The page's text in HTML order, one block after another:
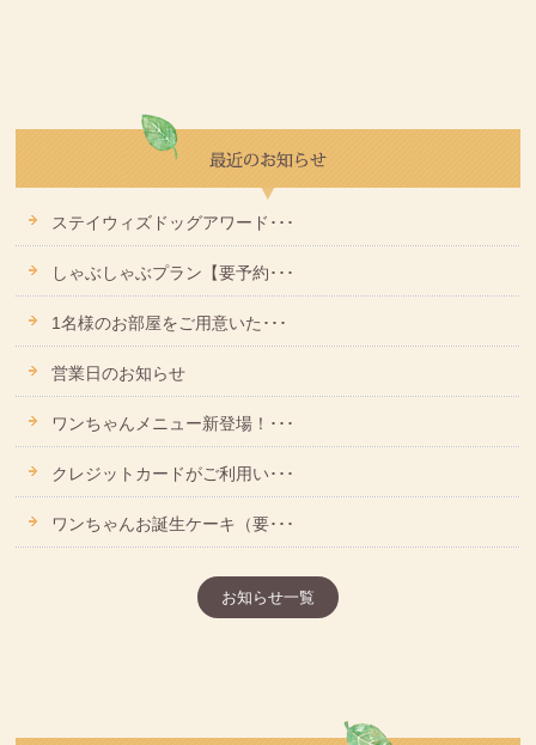
ステイウィズドッグアワード･･･
しゃぶしゃぶプラン【要予約･･･
1名様のお部屋をご用意いた･･･
営業日のお知らせ
ワンちゃんメニュー新登場！･･･
クレジットカードがご利用い･･･
ワンちゃんお誕生ケーキ（要･･･
お知らせ一覧